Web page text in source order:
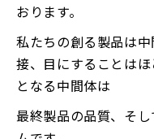
おります。
私たちの創る製品は
接、目にすることは
となる中間体は
最終製品の品質、そ